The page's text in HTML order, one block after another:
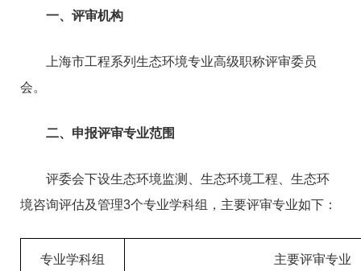
一、评审机构
上海市工程系列生态环境专业高级职称评审委员
会。
二、申报评审专业范围
评委会下设生态环境监测、生态环境工程、生态环
境咨询评估及管理3个专业学科组，主要评审专业如下：
专业学科组 主要评审专业